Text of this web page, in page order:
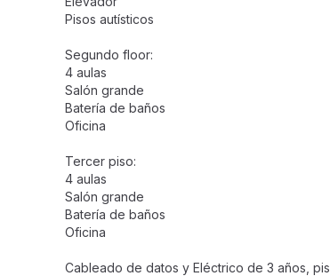
Pisos autísticos
Segundo floor:
4 aulas
Salón grande
Batería de baños
Oficina
Tercer piso:
4 aulas
Salón grande
Batería de baños
Oficina
Cableado de datos y Eléctrico de 3 años,